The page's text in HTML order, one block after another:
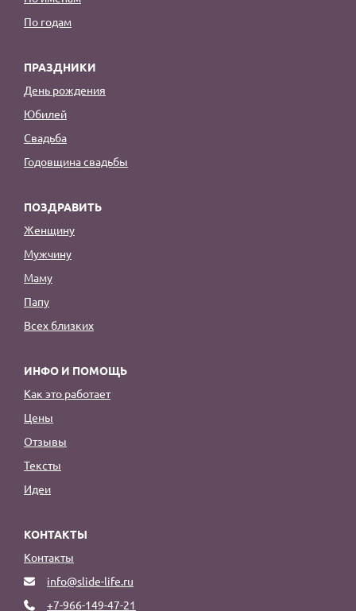
По годам
ПРАЗДНИКИ
День рождения
Юбилей
Свадьба
Годовщина свадьбы
ПОЗДРАВИТЬ
Женщину
Мужчину
Маму
Папу
Всех близких
ИНФО И ПОМОЩЬ
Как это работает
Цены
Отзывы
Тексты
Идеи
КОНТАКТЫ
Контакты
info@slide-life.ru
+7-966-149-47-21